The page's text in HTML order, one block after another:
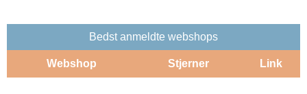
Bedst anmeldte webshops
Webshop Stjerner Link